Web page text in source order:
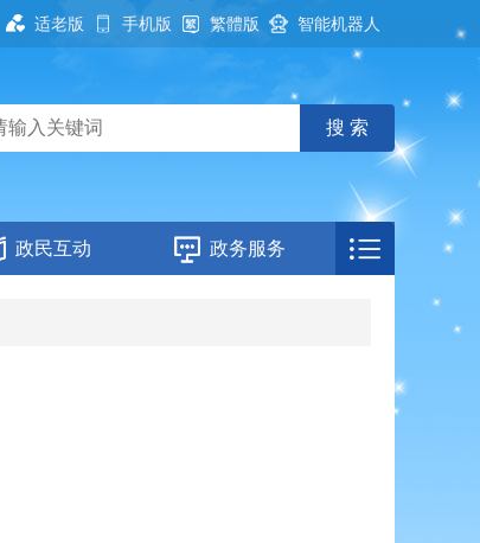
适老版 手机版 繁體版 智能机器人
政民互动 政务服务